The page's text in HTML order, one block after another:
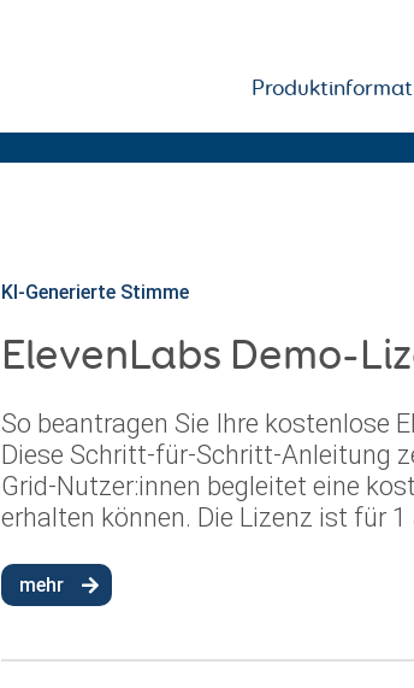
KI-Generierte Stimme
ElevenLabs Demo-
So beantragen Sie Ihre kostenlose
Diese Schritt-für-Schritt-Anleitung
Grid-Nutzer:innen begleitet eine
erhalten können. Die Lizenz ist für
mehr